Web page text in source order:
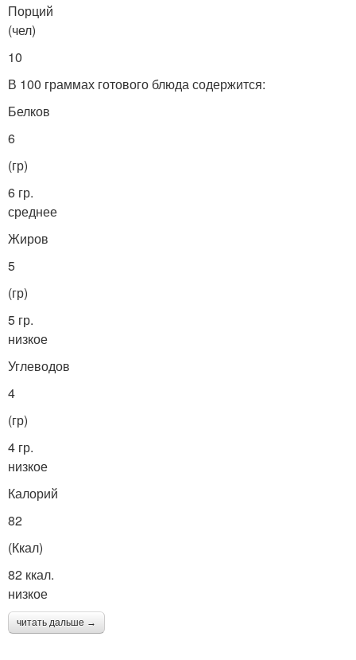
Порций
(чел)
10
В 100 граммах готового блюда содержится:
Белков
6
(гр)
6 гр.
среднее
Жиров
5
(гр)
5 гр.
низкое
Углеводов
4
(гр)
4 гр.
низкое
Калорий
82
(Ккал)
82 ккал.
низкое
читать дальше →